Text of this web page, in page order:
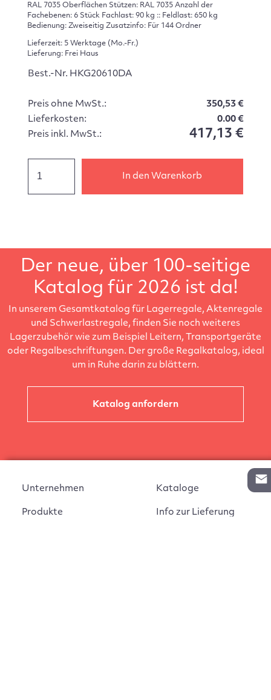
RAL 7035 Oberflächen Stützen: RAL 7035 Anzahl der
Fachebenen: 6 Stück Fachlast: 90 kg :: Feldlast: 650 kg
Bedienung: Zweiseitig Zusatzinfo: Für 144 Ordner
Lieferzeit: 5 Werktage (Mo.-Fr.)
Lieferung: Frei Haus
Best.-Nr. HKG20610DA
Preis ohne MwSt.:
350,53 €
Lieferkosten:
0.00 €
Preis inkl. MwSt.:
417,13 €
In den Warenkorb
Der neue, über 100-seitige
Katalog für 2026 ist da!
In unserem Gesamtkatalog für Lagerregale, Aktenregale
und Schwerlastregale, finden Sie noch weiteres
Lagerzubehör wie zum Beispiel Leitern, Transportgeräte
oder Regalbeschriftungen. Der große Regalkatalog, ideal
um in Ruhe darin zu blättern.
Katalog anfordern
Unternehmen
Produkte
Kataloge
Info zur Lieferung